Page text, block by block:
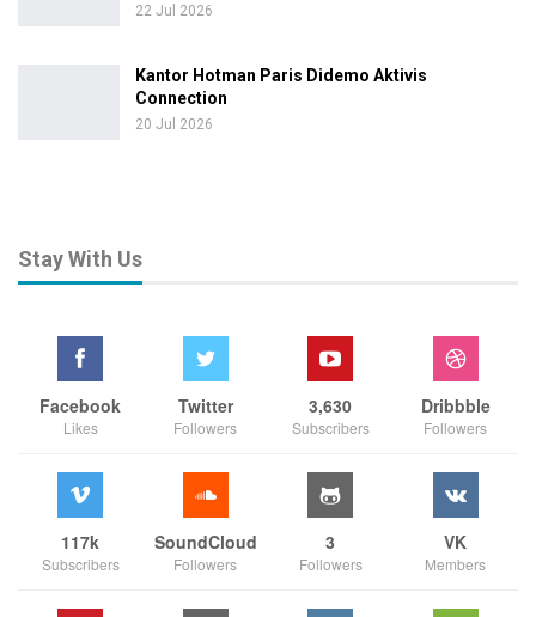
22 Jul 2026
Kantor Hotman Paris Didemo Aktivis
Connection
20 Jul 2026
Stay With Us
Facebook
Likes
Twitter
Followers
3,630
Subscribers
Dribbble
Followers
117k
Subscribers
SoundCloud
Followers
3
Followers
VK
Members